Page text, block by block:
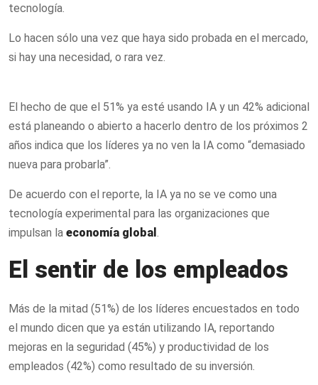
tecnología.
Lo hacen sólo una vez que haya sido probada en el mercado,
si hay una necesidad, o rara vez.
El hecho de que el 51% ya esté usando IA y un 42% adicional
está planeando o abierto a hacerlo dentro de los próximos 2
años indica que los líderes ya no ven la IA como “demasiado
nueva para probarla”.
De acuerdo con el reporte, la IA ya no se ve como una
tecnología experimental para las organizaciones que
impulsan la economía global .
El sentir de los empleados
Más de la mitad (51%) de los líderes encuestados en todo
el mundo dicen que ya están utilizando IA, reportando
mejoras en la seguridad (45%) y productividad de los
empleados (42%) como resultado de su inversión.